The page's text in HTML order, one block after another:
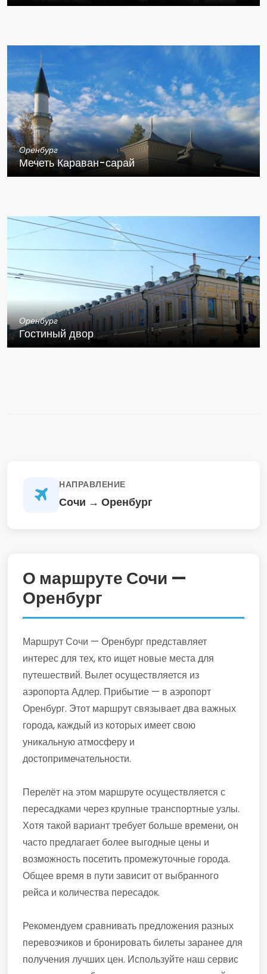
Оренбург
Мечеть Караван-сарай
Оренбург
Гостиный двор
НАПРАВЛЕНИЕ
Сочи → Оренбург
О маршруте Сочи —
Оренбург
Маршрут Сочи — Оренбург представляет
интерес для тех, кто ищет новые места для
путешествий. Вылет осуществляется из
аэропорта Адлер. Прибытие — в аэропорт
Оренбург. Этот маршрут связывает два важных
города, каждый из которых имеет свою
уникальную атмосферу и
достопримечательности.
Перелёт на этом маршруте осуществляется с
пересадками через крупные транспортные узлы.
Хотя такой вариант требует больше времени, он
часто предлагает более выгодные цены и
возможность посетить промежуточные города.
Общее время в пути зависит от выбранного
рейса и количества пересадок.
Рекомендуем сравнивать предложения разных
перевозчиков и бронировать билеты заранее для
получения лучших цен. Используйте наш сервис